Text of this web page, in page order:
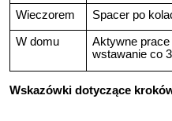
Wieczorem Spacer po
W domu
Aktywne prace
wstawanie co
Wskazówki dotyczące